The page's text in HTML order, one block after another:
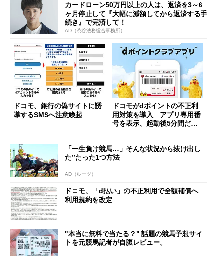
カードローン50万円以上の人は、返済を3～6
ヶ月停止して『大幅に減額してから返済する手
続き』で完済して！
AD（渋谷法務総合事務所）
ドコモ、銀行の偽サイトに誘
導するSMSへ注意喚起
ドコモがdポイントの不正利
用対策を導入 アプリ専用番
号を表示、起動後5分間だけ
「一生負け競馬…」そんな状況から抜け出し
た”たった1つ方法
AD（ルーツ）
ドコモ、「d払い」の不正利用で全額補償へ
利用規約を改定
"本当に無料で当たる？" 話題の競馬予想サイ
トを元競馬記者が自腹レビュー。